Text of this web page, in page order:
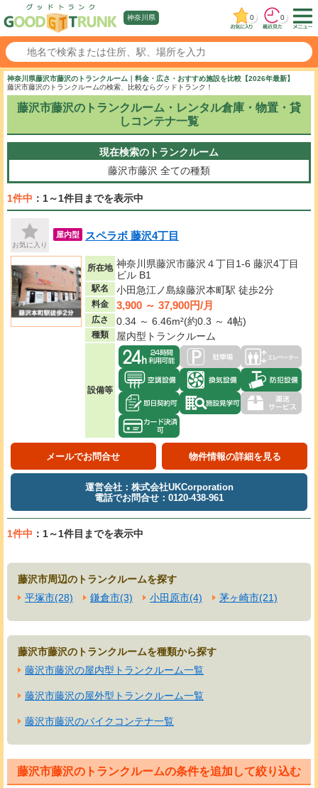
神奈川県 0 0
神奈川県藤沢市藤沢のトランクルーム｜料金・広さ・おすすめ施設を比較【2026年最新】
藤沢市藤沢のトランクルームの検索、比較ならグッドトランク！
藤沢市藤沢のトランクルーム・レンタル倉庫・物置・貸
しコンテナ一覧
現在検索のトランクルーム
藤沢市藤沢 全ての種類
1件中 ：1～1件目までを表示中
お気に入り
屋内型 スペラボ 藤沢4丁目
所在地 神奈川県藤沢市藤沢４丁目1-6 藤沢4丁目
ビル B1
駅名 小田急江ノ島線藤沢本町駅 徒歩2分
料金 3,900 ～ 37,900円/月
広さ 0.34 ～ 6.46m²(約0.3 ～ 4帖)
種類 屋内型トランクルーム
設備等
メールでお問合せ 物件情報の詳細を見る
運営会社：株式会社UKCorporation
電話でお問合せ：0120-438-961
1件中 ：1～1件目までを表示中
藤沢市周辺のトランクルームを探す
平塚市(28)
鎌倉市(3) 小田原市(4) 茅ヶ崎市(21)
藤沢市藤沢のトランクルームを種類から探す
藤沢市藤沢の屋内型トランクルーム一覧
藤沢市藤沢の屋外型トランクルーム一覧
藤沢市藤沢のバイクコンテナ一覧
藤沢市藤沢のトランクルームの条件を追加して絞り込む